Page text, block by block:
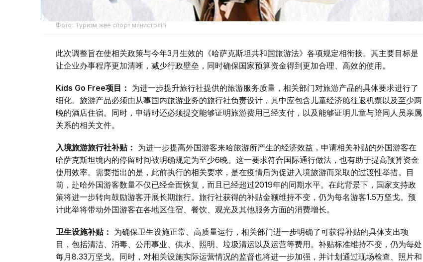
Фото: Туризм және спорт министрлігі
此次调整旨在使相关政策与今年3月生效的《哈萨克斯坦共和国旅游法》各项规定相衔接。其主要目标是
让企业办事程序更加清晰，减少行政壁垒，同时确保国家预算资金得到更加合理、高效的使用。
Kids Go Free项目： 为进一步提升旅行社提供的旅游服务质量，相关部门对旅游产品的具体要求进行了
细化。旅游产品必须由从事国内旅游业务的旅行社负责设计，其中应包含儿童经济舱往返机票以及至少两
晚的酒店住宿。同时，申请时还必须提交能够证明旅游费用已经支付，以及能够证明儿童与陪同人员亲属
关系的相关文件。
入境旅游旅行社补贴： 为进一步提高外国游客来哈旅游所产生的经济效益，申请相关补贴的外国游客在
哈萨克斯坦境内的停留时间被明确规定为至少6晚。这一要求符合国际通行做法，也有助于提高预算资金
使用效率。需要指出的是，此前执行的相关要求，是在疫情后为促进入境旅游而采取的过渡性举措。目
前，赴哈外国游客数量不仅已经全面恢复，而且已经超过2019年的同期水平。在此背景下，国家支持政
策将进一步转向鼓励游客开展长期旅行。旅行社获得的补贴金额维持不变，仍为每名游客1.5万坚戈。预
计此举将带动外国游客在各地区住宿、餐饮、观光及其他服务方面的消费增长。
卫生设施补贴： 为确保卫生设施正常、高质量运行，相关部门进一步明确了可获得补贴的具体支出项
目，包括清洁、消毒、公用事业、供水、照明、垃圾清运以及运营等费用。补贴标准维持不变，仍为每处
每月8.33万坚戈。同时，对相关设施实际运营情况的监督也将进一步加强，并计划通过现场检查、照片和